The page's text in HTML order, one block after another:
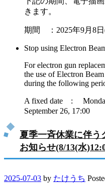
きます。
期間 ：2025年9月8
Stop using Electron
For electron gun
the use of Electron
during the following
A fixed date :
September 26, 17:00
夏季一斉休業に伴う
お知らせ(8/13(水
2025-07-03 by たけうち